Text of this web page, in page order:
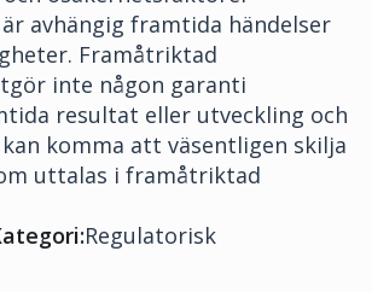
avhängig framtida händelser
Framåtriktad
inte någon garanti
resultat eller utveckling och
komma att väsentligen skilja
uttalas i framåtriktad
Regulatorisk